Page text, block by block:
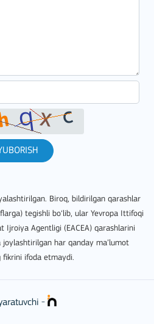
Biroq, bildirilgan qarashlar
tegishli bo‘lib, ular Yevropa Ittifoqi
Ijroiya Agentligi (EACEA) qarashlarini
har qanday ma’lumot
fikrini ifoda etmaydi.
-